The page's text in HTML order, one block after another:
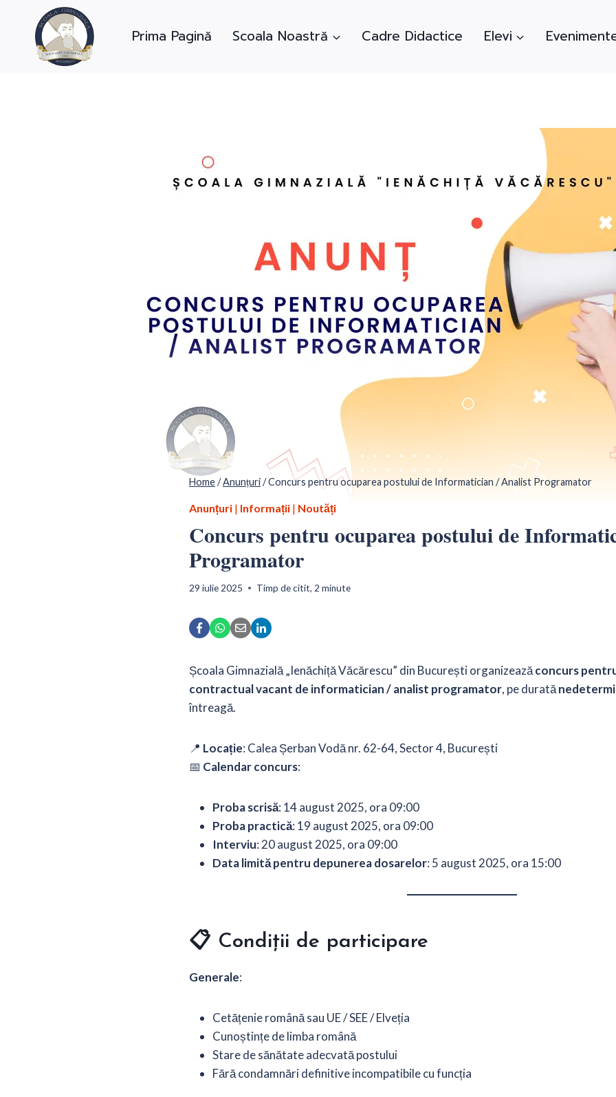
content
Prima Pagină Scoala Noastră Cadre Didactice Elevi
Home/Anunțuri/Concurs pentru ocuparea postului de Informatician / Analist Programator
Anunțuri | Informații | Noutăți
Concurs pentru ocuparea postului de
Programator
29 iulie 2025 Timp de citit, 2 minute
Școala Gimnazială „Ienăchiță Văcărescu” din București organizeazăconcurs
contractual vacant de informatician / analist programator, pe durată
întreagă.
📍 Locație: Calea Șerban Vodă nr. 62-64, Sector 4, București
📅 Calendar concurs:
Proba scrisă: 14 august 2025, ora 09:00
Proba practică: 19 august 2025, ora 09:00
Interviu: 20 august 2025, ora 09:00
Data limită pentru depunerea dosarelor: 5 august 2025, ora 15:00
📋 Condiții de participare
Generale:
Cetățenie română sau UE / SEE / Elveția
Cunoștințe de limba română
Stare de sănătate adecvată postului
Fără condamnări definitive incompatibile cu funcția